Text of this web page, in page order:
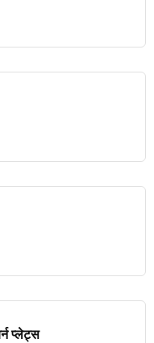
प्लेट्स